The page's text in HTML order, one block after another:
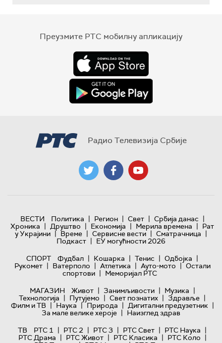
Преузмите РТС мобилну апликацију
Радио Телевизија Србије
ВЕСТИ Политика | Регион | Свет | Србија данас |
Хроника | Друштво | Економија | Мерила времена | Рат
у Украјини | Време | Сервисне вести | Сматрачница |
Подкаст | ЕУ могућности 2026
СПОРТ
Фудбал | Кошарка | Тенис | Одбојка |
Рукомет | Ватерполо | Атлетика | Ауто-мото | Остали
спортови | Меморијал РТС
МАГАЗИН
Живот | Занимљивости | Музика |
Технологијa | Путујемо | Свет познатих | Здравље |
Филм и ТВ | Наука | Природа | Дигитални предузетник |
За мале велике хероје | Наизглед здрав
ТВ
РТС 1 | РТС 2 | РТС 3 | РТС Свет | РТС Наука |
РТС Драма | РТС Живот | РТС Класика | РТС Коло |